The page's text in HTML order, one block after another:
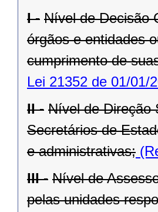
I - Nível de Decisão
órgãos e entidades
cumprimento de
Lei 21352 de 01/01/
II - Nível de Direção
Secretários de
e administrativas;
III - Nível de
pelas unidades